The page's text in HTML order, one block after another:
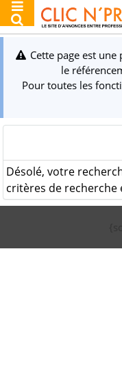
Cette page est
le
Pour toutes les
Désolé, votre
critères de recherche